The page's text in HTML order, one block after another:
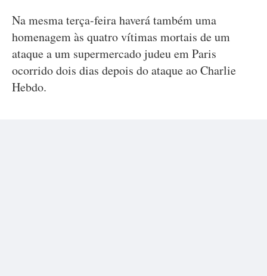
Na mesma terça-feira haverá também uma
homenagem às quatro vítimas mortais de um
ataque a um supermercado judeu em Paris
ocorrido dois dias depois do ataque ao Charlie
Hebdo.